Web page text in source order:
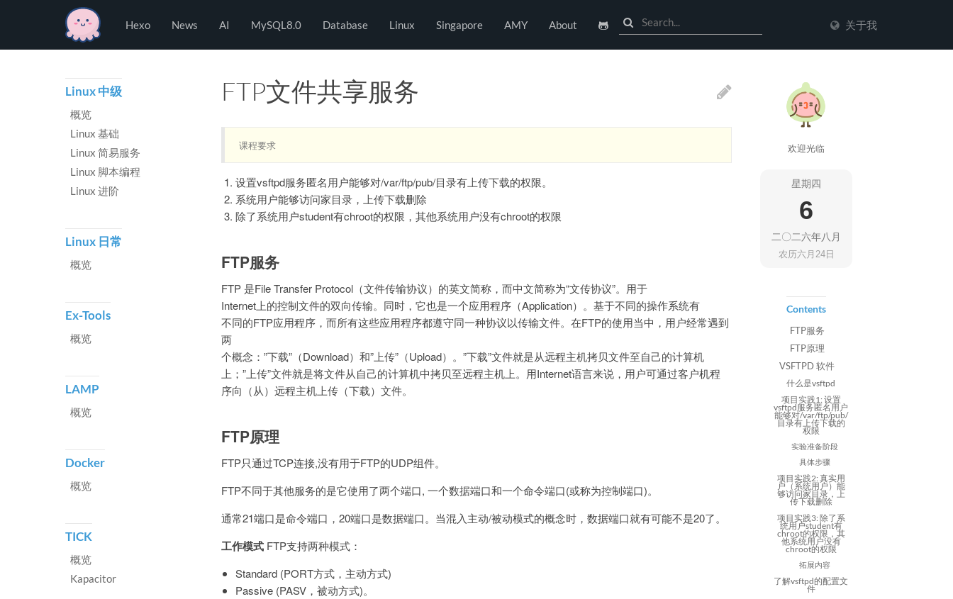
Hexo News AI MySQL8.0 Database Linux Singapore AMY About 关于我
FTP文件共享服务
课程要求
设置vsftpd服务匿名用户能够对/var/ftp/pub/目录有上传下载的权限。
系统用户能够访问家目录，上传下载删除
除了系统用户student有chroot的权限，其他系统用户没有chroot的权限
FTP服务
FTP 是File Transfer Protocol（文件传输协议）的英文简称，而中文简称为“文传协议”。用于
Internet上的控制文件的双向传输。同时，它也是一个应用程序（Application）。基于不同的操作系统有
不同的FTP应用程序，而所有这些应用程序都遵守同一种协议以传输文件。在FTP的使用当中，用户经常遇到
两
个概念：”下载”（Download）和”上传”（Upload）。”下载”文件就是从远程主机拷贝文件至自己的计算机
上；”上传”文件就是将文件从自己的计算机中拷贝至远程主机上。用Internet语言来说，用户可通过客户机程
序向（从）远程主机上传（下载）文件。
FTP原理
FTP只通过TCP连接,没有用于FTP的UDP组件。
FTP不同于其他服务的是它使用了两个端口, 一个数据端口和一个命令端口(或称为控制端口)。
通常21端口是命令端口，20端口是数据端口。当混入主动/被动模式的概念时，数据端口就有可能不是20了。
工作模式 FTP支持两种模式：
Standard (PORT方式，主动方式)
Passive (PASV，被动方式)。
欢迎光临
星期四
6
二〇二六年八月
农历六月24日
Contents
FTP服务
FTP原理
VSFTPD 软件
什么是vsftpd
项目实践1: 设置
vsftpd服务匿名用户
能够对/var/ftp/pub/
目录有上传下载的
权限
实验准备阶段
具体步骤
项目实践2: 真实用
户（系统用户）能
够访问家目录，上
传下载删除
项目实践3: 除了系
统用户student有
chroot的权限，其
他系统用户没有
chroot的权限
拓展内容
了解vsftpd的配置文
件
Linux 中级
概览
Linux 基础
Linux 简易服务
Linux 脚本编程
Linux 进阶
Linux 日常
概览
Ex-Tools
概览
LAMP
概览
Docker
概览
TICK
概览
Kapacitor